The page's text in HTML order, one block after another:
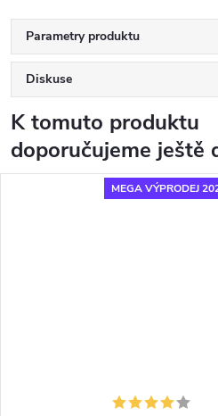
Parametry produktu
Diskuse
K tomuto produktu
doporučujeme ještě
MEGA VÝPRODEJ